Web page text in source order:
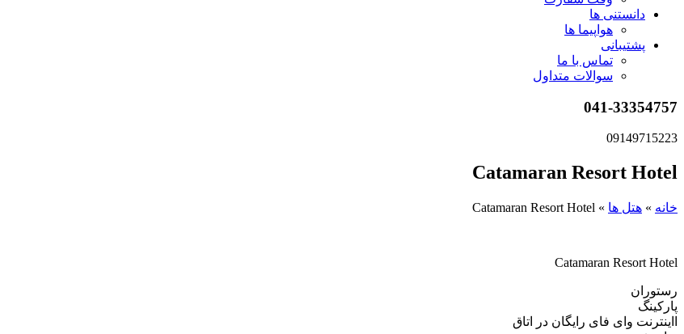
دانستنی ها
هواپیما ها
پشتیبانی
تماس با ما
سوالات متداول
041-33354757
09149715223
Catamaran Resort Hotel
خانه » هتل ها »
Catamaran Resort Hotel
Catamaran Resort Hotel
رستوران
پارکینگ
ااینترنت وای فای رایگان در اتاق